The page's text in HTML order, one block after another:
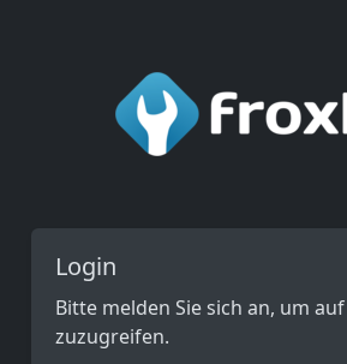
Login
Bitte melden Sie sich an, um
zuzugreifen.